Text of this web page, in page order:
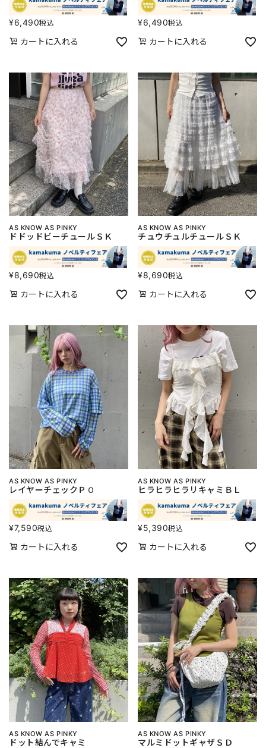
¥6,490税込
カートに入れる
¥6,490税込
カートに入れる
AS KNOW AS PINKY
ドドッドビーチュールＳＫ
¥8,690税込
カートに入れる
AS KNOW AS PINKY
チュウチュルチュールＳＫ
¥8,690税込
カートに入れる
AS KNOW AS PINKY
レイヤーチェックＰＯ
¥7,590税込
カートに入れる
AS KNOW AS PINKY
ヒラヒラヒラリキャミＢＬ
¥5,390税込
カートに入れる
AS KNOW AS PINKY
ドット結んでキャミ
AS KNOW AS PINKY
マルミドットギャザＳＤ